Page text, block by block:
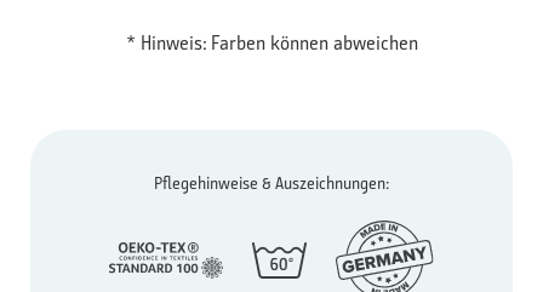
* Hinweis: Farben können abweichen
Pflegehinweise & Auszeichnungen: